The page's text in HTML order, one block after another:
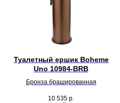
Туалетный ершик Boheme
Uno 10984-BRB
Бронза брашированная
10 535 р.